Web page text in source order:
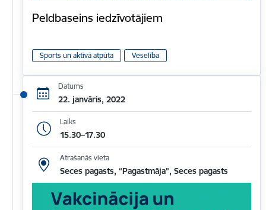
Peldbaseins iedzīvotājiem
Sports un aktīvā atpūta Veselība
Datums
22. janvāris, 2022
Laiks
15.30–17.30
Atrašanās vieta
Seces pagasts, “Pagastmāja”, Seces pagasts